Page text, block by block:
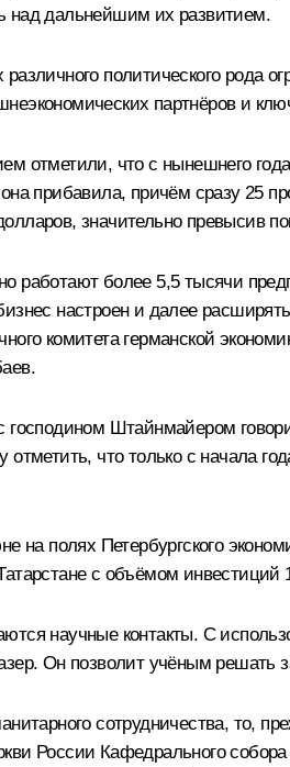
над дальнейшим их развитием.
политического рода
партнёров и
отметили, что с нынешнего
прибавила, причём сразу 25
значительно превысив
работают более 5,5 тысячи
настроен и далее
комитета германской
господином Штайнмайером
отметить, что только с начала
на полях Петербургского
с объёмом
научные контакты. С
Он позволит учёным решать
сотрудничества, то,
России Кафедрального